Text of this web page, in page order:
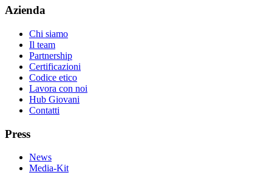
Azienda
Chi siamo
Il team
Partnership
Certificazioni
Codice etico
Lavora con noi
Hub Giovani
Contatti
Press
News
Media-Kit